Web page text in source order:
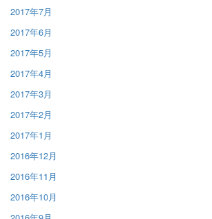
2017年7月
2017年6月
2017年5月
2017年4月
2017年3月
2017年2月
2017年1月
2016年12月
2016年11月
2016年10月